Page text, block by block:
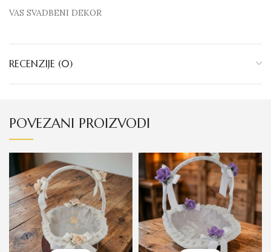
VAS SVADBENI DEKOR
RECENZIJE (0)
POVEZANI PROIZVODI